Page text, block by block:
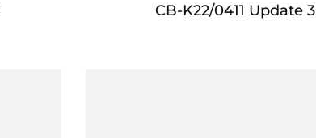
CB-K22/0411 Update 3